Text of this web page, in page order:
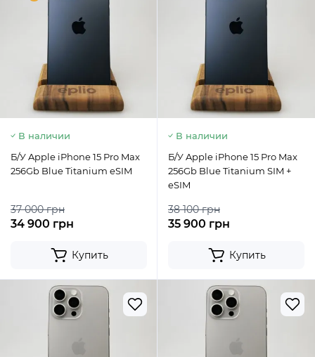
В наличии
Б/У Apple iPhone 15 Pro Max
256Gb Blue Titanium eSIM
37 000 грн
34 900 грн
Купить
В наличии
Б/У Apple iPhone 15 Pro Max
256Gb Blue Titanium SIM +
eSIM
38 100 грн
35 900 грн
Купить